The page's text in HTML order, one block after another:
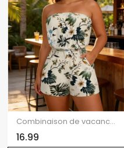
Combinaison de vacances à imprimé floral tropical hibiscus et feuilles de monstera, poche et épaules dénudées
16.99